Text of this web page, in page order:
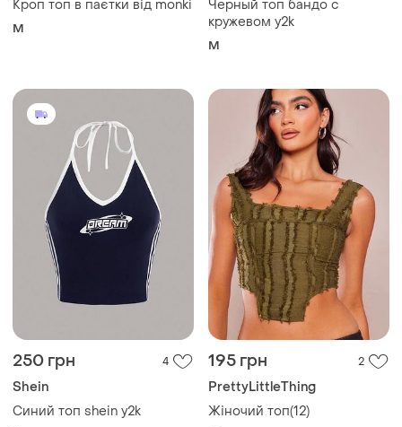
250 грн
Синий топ shein y2k
S
195 грн
PrettyLittleThing
Жіночий топ(12)
M
Завантажуйте додаток